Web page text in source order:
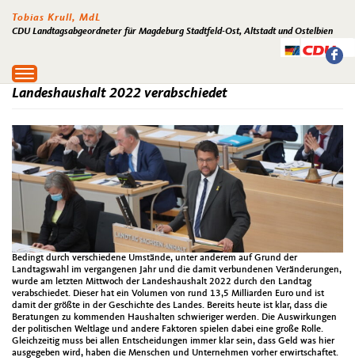
Tobias Krull, MdL
CDU Landtagsabgeordneter für Magdeburg Stadtfeld-Ost, Altstadt und Ostelbien
Toggle
navigation
Landeshaushalt 2022 verabschiedet
Bedingt durch verschiedene Umstände, unter anderem auf Grund der
Landtagswahl im vergangenen Jahr und die damit verbundenen Veränderungen,
wurde am letzten Mittwoch der Landeshaushalt 2022 durch den Landtag
verabschiedet. Dieser hat ein Volumen von rund 13,5 Milliarden Euro und ist
damit der größte in der Geschichte des Landes. Bereits heute ist klar, dass die
Beratungen zu kommenden Haushalten schwieriger werden. Die Auswirkungen
der politischen Weltlage und andere Faktoren spielen dabei eine große Rolle.
Gleichzeitig muss bei allen Entscheidungen immer klar sein, dass Geld was hier
ausgegeben wird, haben die Menschen und Unternehmen vorher erwirtschaftet.